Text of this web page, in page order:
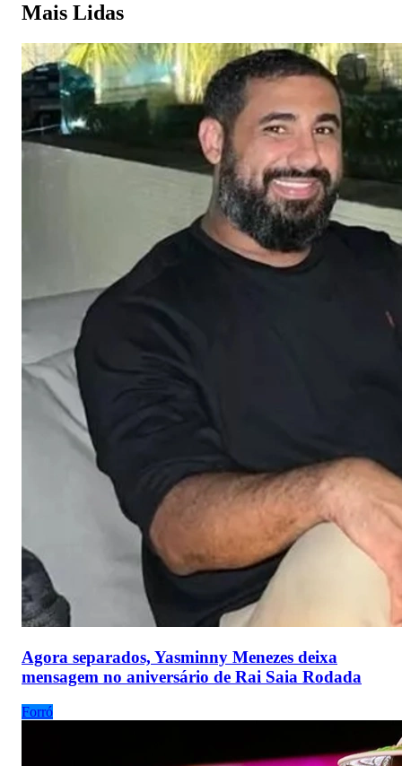
Mais Lidas
Agora separados, Yasminny Menezes deixa
mensagem no aniversário de Rai Saia Rodada
Forró